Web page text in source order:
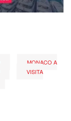
MONACO A
VISITA